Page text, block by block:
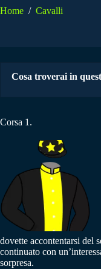
Home / Cavalli
Cosa troverai in
Corsa 1.
dovette accontentarsi del
continuato con
sorpresa.